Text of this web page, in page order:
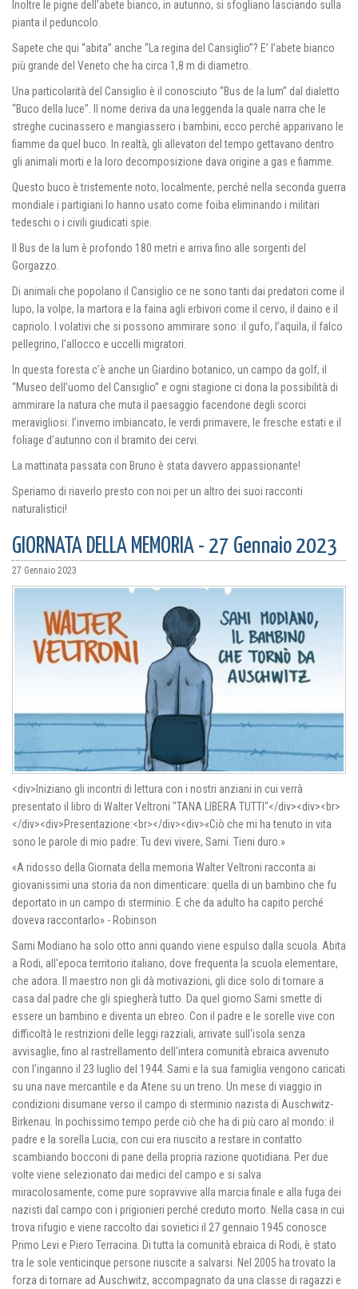
Inoltre le pigne dell’abete bianco, in autunno, si sfogliano lasciando sulla
pianta il peduncolo.
Sapete che qui “abita” anche “La regina del Cansiglio”? E’ l’abete bianco
più grande del Veneto che ha circa 1,8 m di diametro.
Una particolarità del Cansiglio è il conosciuto “Bus de la lum” dal dialetto
“Buco della luce”. Il nome deriva da una leggenda la quale narra che le
streghe cucinassero e mangiassero i bambini, ecco perché apparivano le
fiamme da quel buco. In realtà, gli allevatori del tempo gettavano dentro
gli animali morti e la loro decomposizione dava origine a gas e fiamme.
Questo buco è tristemente noto, localmente, perché nella seconda guerra
mondiale i partigiani lo hanno usato come foiba eliminando i militari
tedeschi o i civili giudicati spie.
Il Bus de la lum è profondo 180 metri e arriva fino alle sorgenti del
Gorgazzo.
Di animali che popolano il Cansiglio ce ne sono tanti dai predatori come il
lupo, la volpe, la martora e la faina agli erbivori come il cervo, il daino e il
capriolo. I volativi che si possono ammirare sono: il gufo, l’aquila, il falco
pellegrino, l’allocco e uccelli migratori.
In questa foresta c’è anche un Giardino botanico, un campo da golf, il
“Museo dell’uomo del Cansiglio” e ogni stagione ci dona la possibilità di
ammirare la natura che muta il paesaggio facendone degli scorci
meravigliosi: l’inverno imbiancato, le verdi primavere, le fresche estati e il
foliage d’autunno con il bramito dei cervi.
La mattinata passata con Bruno è stata davvero appassionante!
Speriamo di riaverlo presto con noi per un altro dei suoi racconti
naturalistici!
GIORNATA DELLA MEMORIA - 27 Gennaio 2023
27 Gennaio 2023
<div>Iniziano gli incontri di lettura con i nostri anziani in cui verrà
presentato il libro di Walter Veltroni "TANA LIBERA TUTTI"</div><div><br>
</div><div>Presentazione:<br></div><div>«Ciò che mi ha tenuto in vita
sono le parole di mio padre: Tu devi vivere, Sami. Tieni duro.»
«A ridosso della Giornata della memoria Walter Veltroni racconta ai
giovanissimi una storia da non dimenticare: quella di un bambino che fu
deportato in un campo di sterminio. E che da adulto ha capito perché
doveva raccontarlo» - Robinson
Sami Modiano ha solo otto anni quando viene espulso dalla scuola. Abita
a Rodi, all'epoca territorio italiano, dove frequenta la scuola elementare,
che adora. Il maestro non gli dà motivazioni, gli dice solo di tornare a
casa dal padre che gli spiegherà tutto. Da quel giorno Sami smette di
essere un bambino e diventa un ebreo. Con il padre e le sorelle vive con
difficoltà le restrizioni delle leggi razziali, arrivate sull'isola senza
avvisaglie, fino al rastrellamento dell'intera comunità ebraica avvenuto
con l'inganno il 23 luglio del 1944. Sami e la sua famiglia vengono caricati
su una nave mercantile e da Atene su un treno. Un mese di viaggio in
condizioni disumane verso il campo di sterminio nazista di Auschwitz-
Birkenau. In pochissimo tempo perde ciò che ha di più caro al mondo: il
padre e la sorella Lucia, con cui era riuscito a restare in contatto
scambiando bocconi di pane della propria razione quotidiana. Per due
volte viene selezionato dai medici del campo e si salva
miracolosamente, come pure sopravvive alla marcia finale e alla fuga dei
nazisti dal campo con i prigionieri perché creduto morto. Nella casa in cui
trova rifugio e viene raccolto dai sovietici il 27 gennaio 1945 conosce
Primo Levi e Piero Terracina. Di tutta la comunità ebraica di Rodi, è stato
tra le sole venticinque persone riuscite a salvarsi. Nel 2005 ha trovato la
forza di tornare ad Auschwitz, accompagnato da una classe di ragazzi e